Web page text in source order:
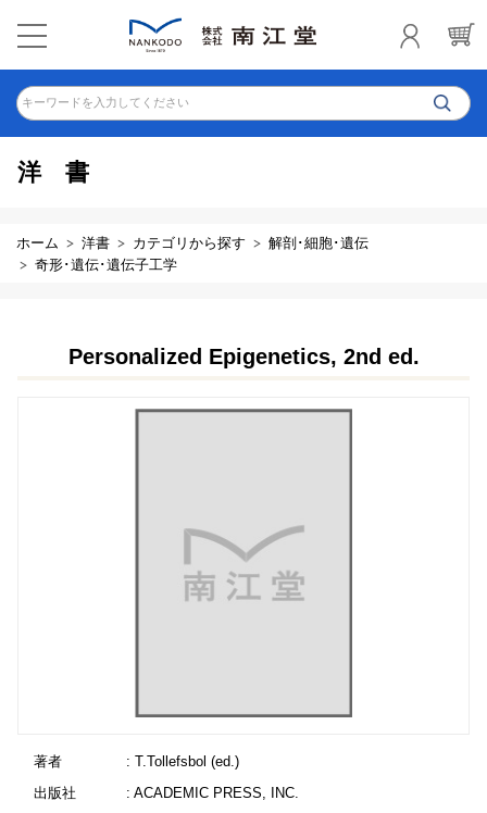
キーワードを入力してください
洋書
ホーム 洋書 カテゴリから探す
解剖･細胞･遺伝
奇形･遺伝･遺伝子工学
Personalized Epigenetics, 2nd ed.
著者
: T.Tollefsbol (ed.)
出版社
: ACADEMIC PRESS, INC.